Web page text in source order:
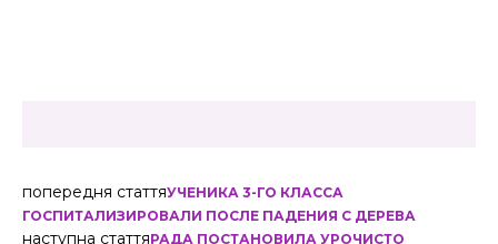
попередня статтяУЧЕНИКА 3-ГО КЛАССА
ГОСПИТАЛИЗИРОВАЛИ ПОСЛЕ ПАДЕНИЯ С ДЕРЕВА
наступна статтяРАДА ПОСТАНОВИЛА УРОЧИСТО